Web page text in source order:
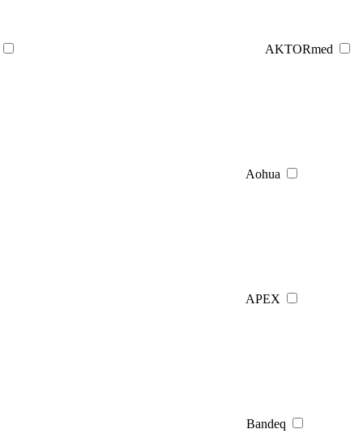
AKTORmed
Aohua
APEX
Bandeq